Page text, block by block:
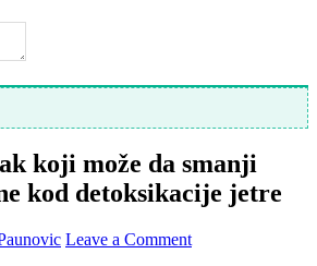
koji može da smanji
kod detoksikacije jetre
Leave a Comment